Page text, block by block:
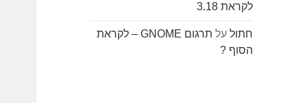
לקראת 3.18
חתול על
תרגום GNOME – לקראת
הסוף ?